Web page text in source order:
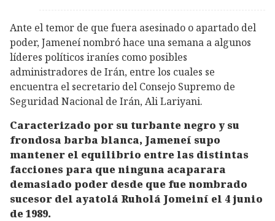
Ante el temor de que fuera asesinado o apartado del
poder, Jameneí nombró hace una semana a algunos
líderes políticos iraníes como posibles
administradores de Irán, entre los cuales se
encuentra el secretario del Consejo Supremo de
Seguridad Nacional de Irán, Ali Lariyani.
Caracterizado por su turbante negro y su
frondosa barba blanca, Jameneí supo
mantener el equilibrio entre las distintas
facciones para que ninguna acaparara
demasiado poder desde que fue nombrado
sucesor del ayatolá Ruholá Jomeiní el 4 junio
de 1989.